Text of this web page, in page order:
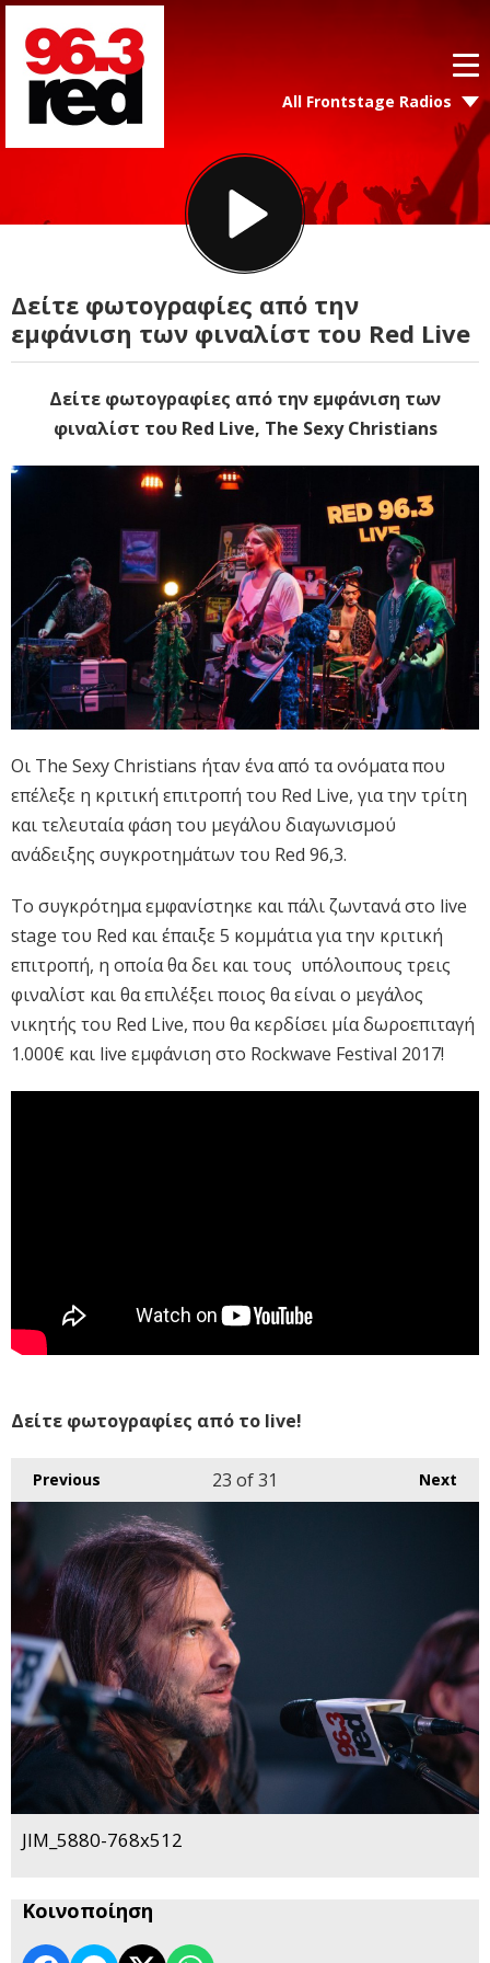
All Frontstage Radios
Δείτε φωτογραφίες από την
εμφάνιση των φιναλίστ του Red Live
Δείτε φωτογραφίες από την εμφάνιση των
φιναλίστ του Red Live, The Sexy Christians
Οι The Sexy Christians ήταν ένα από τα ονόματα που
επέλεξε η κριτική επιτροπή του Red Live, για την τρίτη
και τελευταία φάση του μεγάλου διαγωνισμού
ανάδειξης συγκροτημάτων του Red 96,3.
Το συγκρότημα εμφανίστηκε και πάλι ζωντανά στο live
stage του Red και έπαιξε 5 κομμάτια για την κριτική
επιτροπή, η οποία θα δει και τους υπόλοιπους τρεις
φιναλίστ και θα επιλέξει ποιος θα είναι ο μεγάλος
νικητής του Red Live, που θα κερδίσει μία δωροεπιταγή
1.000€ και live εμφάνιση στο Rockwave Festival 2017!
Δείτε φωτογραφίες από το live!
Previous Next
23 of 31
JIM_5880-768x512
Κοινοποίηση